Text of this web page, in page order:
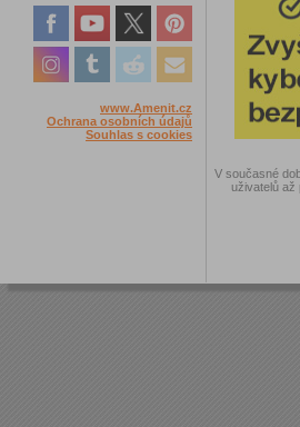
www.Amenit.cz
Ochrana osobních údajů
Souhlas s cookies
V současné
uživatelů